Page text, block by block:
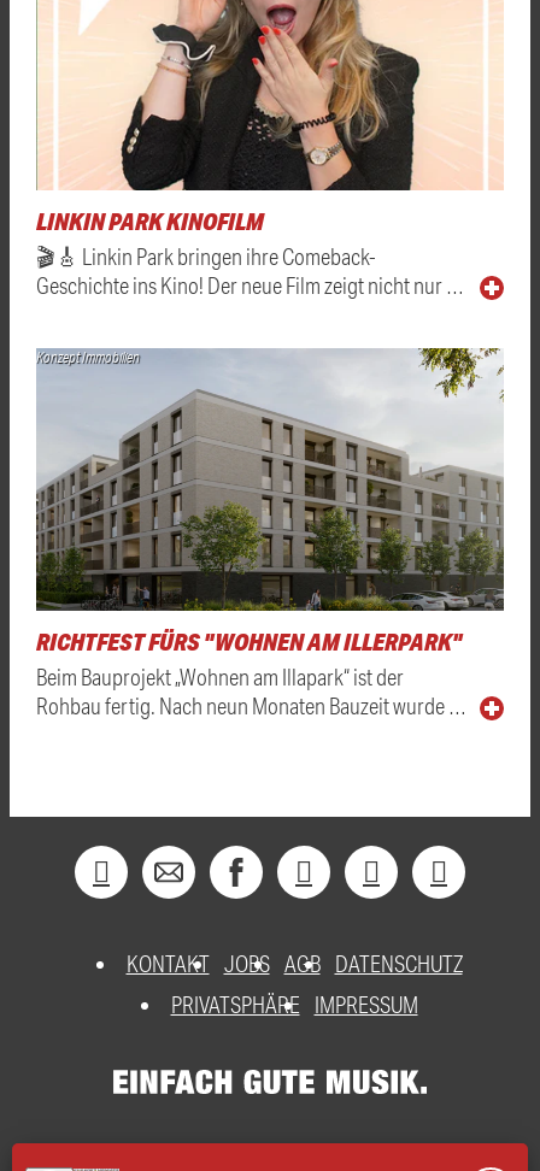
LINKIN PARK KINOFILM
🎬🎸 Linkin Park bringen ihre Comeback-
Geschichte ins Kino! Der neue Film zeigt nicht nur …
Konzept Immobilien
RICHTFEST FÜRS "WOHNEN AM ILLERPARK"
Beim Bauprojekt „Wohnen am Illapark“ ist der
Rohbau fertig. Nach neun Monaten Bauzeit wurde …
KONTAKT JOBS AGB DATENSCHUTZ
PRIVATSPHÄRE
IMPRESSUM